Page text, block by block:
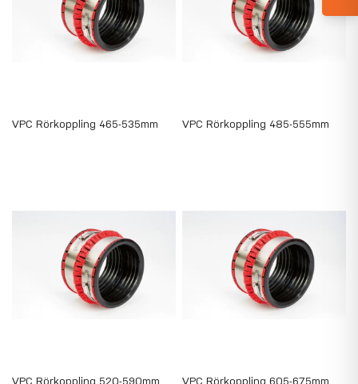
VPC Rörkoppling 465-535mm VPC Rörkoppling 485-555mm
VPC Rörkoppling 520-590mm VPC Rörkoppling 605-675mm